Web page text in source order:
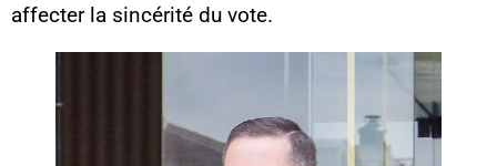
affecter la sincérité du vote.